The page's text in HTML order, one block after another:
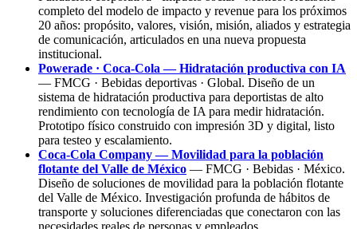
completo del modelo de impacto y revenue para los próximos
20 años: propósito, valores, visión, misión, aliados y estrategia
de comunicación, articulados en una nueva propuesta
institucional.
Powerade · Coca-Cola — Hidratación productiva con IA
— FMCG · Bebidas deportivas · Global. Diseño de un
sistema de hidratación productiva para deportistas de alto
rendimiento con tecnología de IA para medir hidratación.
Prototipo físico construido con impresión 3D y digital, listo
para testeo y escalamiento.
Coca-Cola Company — Movilidad para la población
flotante del Valle de México — FMCG · Bebidas · México.
Diseño de soluciones de movilidad para la población flotante
del Valle de México. Investigación profunda de hábitos de
transporte y soluciones diferenciadas que conectaron con las
necesidades reales de personas y empleados.